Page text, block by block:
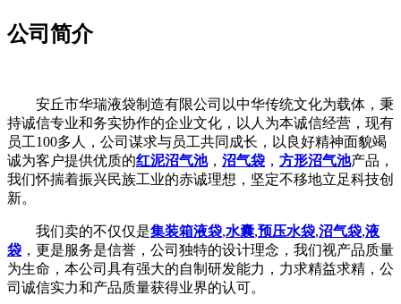
公司简介
安丘市华瑞液袋制造有限公司以中华传统文化为载体，秉
持诚信专业和务实协作的企业文化，以人为本诚信经营，现有
员工100多人，公司谋求与员工共同成长，以良好精神面貌竭
诚为客户提供优质的红泥沼气池， 沼气袋 ， 方形沼气池产品，
我们怀揣着振兴民族工业的赤诚理想，坚定不移地立足科技创
新。
我们卖的不仅仅是集装箱液袋,水囊,预压水袋,沼气袋,液
袋 ，更是服务是信誉，公司独特的设计理念，我们视产品质量
为生命，本公司具有强大的自制研发能力，力求精益求精，公
司诚信实力和产品质量获得业界的认可。